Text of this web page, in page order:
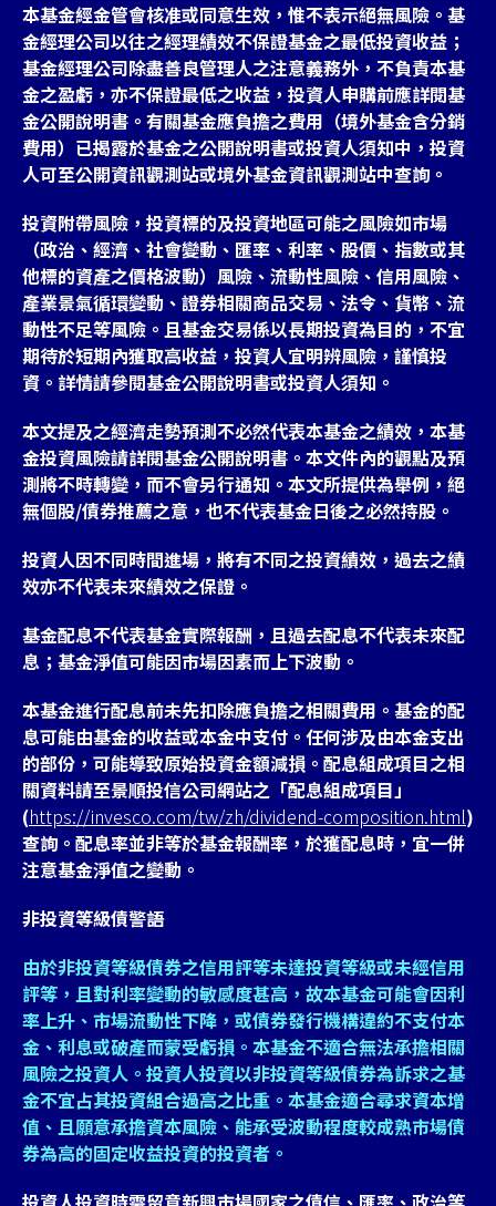
本基金經金管會核准或同意生效，惟不表示絕無風險。基
金經理公司以往之經理績效不保證基金之最低投資收益；
基金經理公司除盡善良管理人之注意義務外，不負責本基
金之盈虧，亦不保證最低之收益，投資人申購前應詳閱基
金公開說明書。有關基金應負擔之費用（境外基金含分銷
費用）已揭露於基金之公開說明書或投資人須知中，投資
人可至公開資訊觀測站或境外基金資訊觀測站中查詢。
投資附帶風險，投資標的及投資地區可能之風險如市場
（政治、經濟、社會變動、匯率、利率、股價、指數或其
他標的資產之價格波動）風險、流動性風險、信用風險、
產業景氣循環變動、證券相關商品交易、法令、貨幣、流
動性不足等風險。且基金交易係以長期投資為目的，不宜
期待於短期內獲取高收益，投資人宜明辨風險，謹慎投
資。詳情請參閱基金公開說明書或投資人須知。
本文提及之經濟走勢預測不必然代表本基金之績效，本基
金投資風險請詳閱基金公開說明書。本文件內的觀點及預
測將不時轉變，而不會另行通知。本文所提供為舉例，絕
無個股/債券推薦之意，也不代表基金日後之必然持股。
投資人因不同時間進場，將有不同之投資績效，過去之績
效亦不代表未來績效之保證。
基金配息不代表基金實際報酬，且過去配息不代表未來配
息；基金淨值可能因市場因素而上下波動。
本基金進行配息前未先扣除應負擔之相關費用。基金的配
息可能由基金的收益或本金中支付。任何涉及由本金支出
的部份，可能導致原始投資金額減損。配息組成項目之相
關資料請至景順投信公司網站之「配息組成項目」
(https://invesco.com/tw/zh/dividend-composition.html)
查詢。配息率並非等於基金報酬率，於獲配息時，宜一併
注意基金淨值之變動。
非投資等級債警語
由於非投資等級債券之信用評等未達投資等級或未經信用
評等，且對利率變動的敏感度甚高，故本基金可能會因利
率上升、市場流動性下降，或債券發行機構違約不支付本
金、利息或破產而蒙受虧損。本基金不適合無法承擔相關
風險之投資人。投資人投資以非投資等級債券為訴求之基
金不宜占其投資組合過高之比重。本基金適合尋求資本增
值、且願意承擔資本風險、能承受波動程度較成熟市場債
券為高的固定收益投資的投資者。